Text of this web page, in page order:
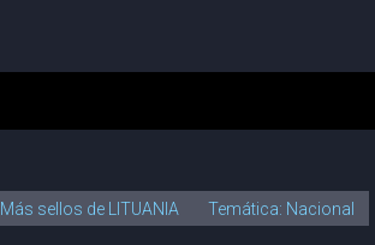
Más sellos de LITUANIA Temática: Nacional